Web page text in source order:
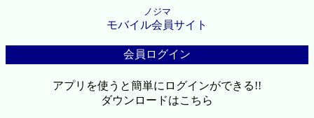
ノジマ
モバイル会員サイト
会員ログイン
アプリを使うと簡単にログインができる!!
ダウンロードはこちら